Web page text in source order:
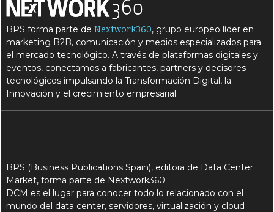
BPS forma parte deNextwork360, grupo europeo líder en
marketing B2B, comunicación y medios especializados para
el mercado tecnológico. A través de plataformas digitales y
eventos, conectamos a fabricantes, partners y decisores
tecnológicos impulsando la Transformación Digital, la
Innovación y el crecimiento empresarial.
BPS (Business Publications Spain), editora de Data Center
Market, forma parte de Nextwork360.
DCM es el lugar para conocer todo lo relacionado con el
mundo del data center, servidores, virtualización y cloud